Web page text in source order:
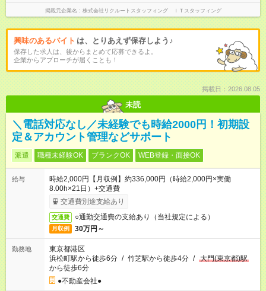
掲載元企業名 株式会社リクルートスタッフィング ＩＴスタッフィング
興味のあるバイト は、とりあえず保存しよう♪
保存した求人は、後からまとめて応募できるよ。
企業からアプローチが届くことも！
掲載日：2026.08.05
未読
＼電話対応なし／未経験でも時給2000円！初期設
定＆アカウント管理などサポート
派遣 職種未経験OK ブランクOK WEB登録・面接OK
給与
時給2,000円【月収例】約336,000円（時給2,000円×実働
8.00h×21日）+交通費
交通費別途支給あり
交通費 ○通勤交通費の支給あり（当社規定による）
月収例 30万円～
勤務地
東京都港区
浜松町駅から徒歩6分 / 竹芝駅から徒歩4分 / 大門(東京都)駅
から徒歩6分
●不動産会社●